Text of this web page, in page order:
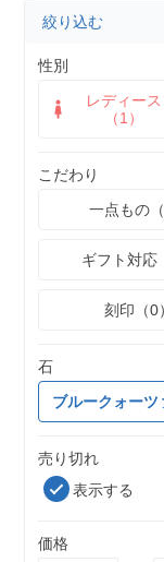
絞り込む
性別
レディース
（1）
こだわり
一点もの（
ギフト対応
刻印（0）
石
ブルークォーツ
売り切れ
表示する
価格